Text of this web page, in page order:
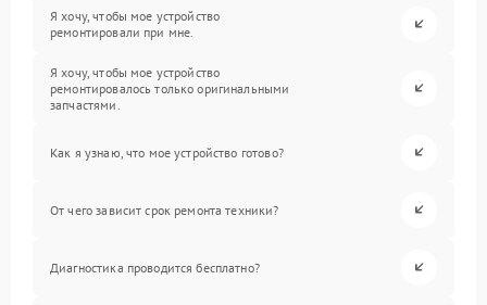
Я хочу, чтобы мое устройство
ремонтировали при мне.
Я хочу, чтобы мое устройство
ремонтировалось только оригинальными
запчастями.
Как я узнаю, что мое устройство готово?
От чего зависит срок ремонта техники?
Диагностика проводится бесплатно?